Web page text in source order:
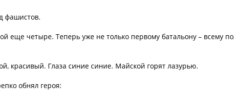
фашистов.
еще четыре. Теперь уже не только первому батальону – всему
красивый. Глаза синие синие. Майской горят лазурью.
обнял героя: